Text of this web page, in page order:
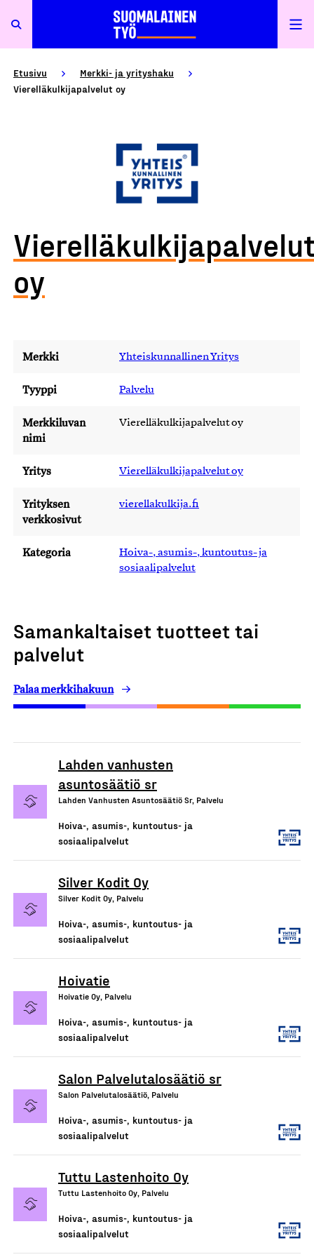
Etusivu
Merkki- ja yrityshaku
Vierelläkulkijapalvelut oy
oy
Merkki Yhteiskunnallinen Yritys
Tyyppi Palvelu
Merkkiluvan
nimi
Vierelläkulkijapalvelut oy
Yritys Vierelläkulkijapalvelut oy
Yrityksen
verkkosivut
vierellakulkija.fi
Kategoria
Hoiva-, asumis-, kuntoutus- ja
sosiaalipalvelut
Samankaltaiset tuotteet tai
palvelut
Palaa merkkihakuun
Lahden vanhusten
asuntosäätiö sr
Lahden Vanhusten Asuntosäätiö Sr, Palvelu
Hoiva-, asumis-, kuntoutus- ja
sosiaalipalvelut
Silver Kodit Oy
Silver Kodit Oy, Palvelu
Hoiva-, asumis-, kuntoutus- ja
sosiaalipalvelut
Hoivatie
Hoivatie Oy, Palvelu
Hoiva-, asumis-, kuntoutus- ja
sosiaalipalvelut
Salon Palvelutalosäätiö sr
Salon Palvelutalosäätiö, Palvelu
Hoiva-, asumis-, kuntoutus- ja
sosiaalipalvelut
Tuttu Lastenhoito Oy
Tuttu Lastenhoito Oy, Palvelu
Hoiva-, asumis-, kuntoutus- ja
sosiaalipalvelut